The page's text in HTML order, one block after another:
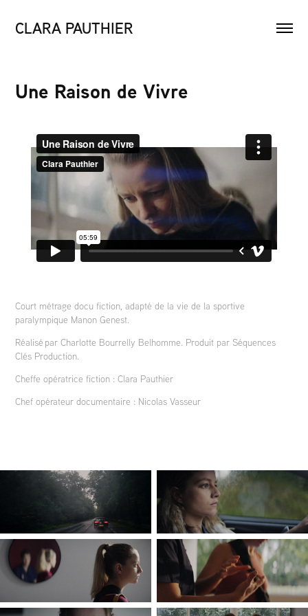
CLARA PAUTHIER
Une Raison de Vivre
Court métrage docu fiction, adapté de la vie de la sportive
paralympique Manon Genest.
Réalisé par Charlotte Bourrelly Belhomme. Produit par Séquences
Clés Production.
Cheffe opératrice fiction : Clara Pauthier
Chef opérateur documentaire : Nicolas Vasseur